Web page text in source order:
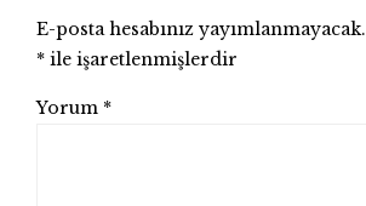
E-posta hesabınız yayımlanmayacak.
* ile işaretlenmişlerdir
Yorum *